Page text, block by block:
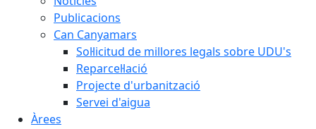
Publicacions
Can Canyamars
Sol·licitud de millores legals sobre UDU's
Reparcel·lació
Projecte d'urbanització
Servei d'aigua
Àrees